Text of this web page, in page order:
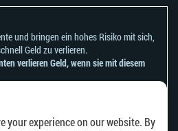
your experience on our website. By
und bringen ein hohes Risiko mit sich,
Geld zu verlieren.
verlieren Geld, wenn sie mit diesem
riskieren, Ihr Geld zu verlieren.
und Offenlegungen
sind nicht für Personen bestimmt,